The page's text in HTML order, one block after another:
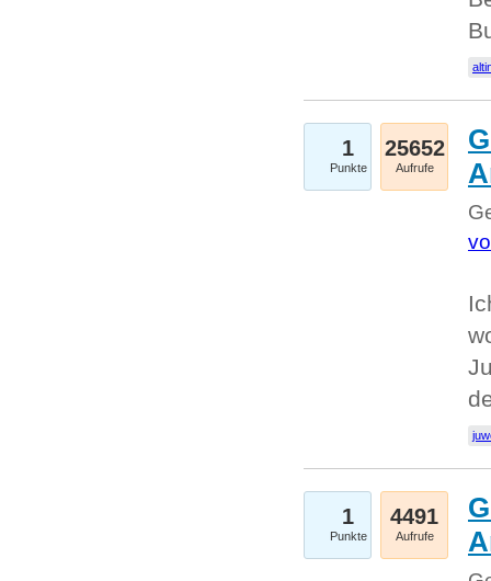
1
Punkte
25652
Aufrufe
1
Punkte
4491
Aufrufe